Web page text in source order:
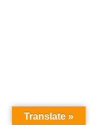
Translate »